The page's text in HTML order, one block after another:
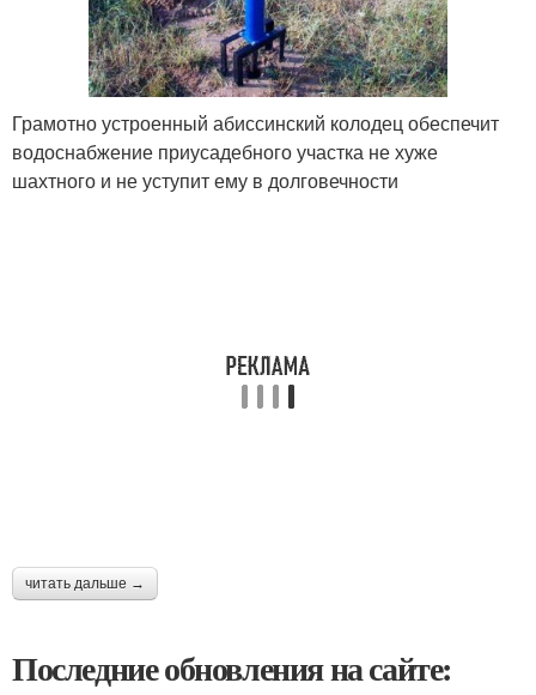
Грамотно устроенный абиссинский колодец обеспечит
водоснабжение приусадебного участка не хуже
шахтного и не уступит ему в долговечности
читать дальше →
Последние обновления на сайте: